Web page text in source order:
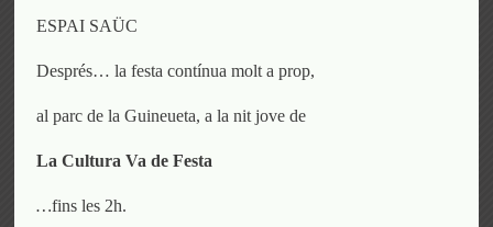
ESPAI SAÜC
Després… la festa contínua molt a prop,
al parc de la Guineueta, a la nit jove de
La Cultura Va de Festa
…fins les 2h.